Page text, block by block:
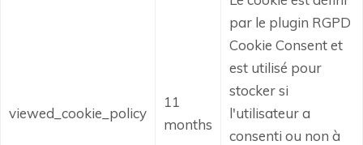
viewed_cookie_policy
11
months
par le plugin RGPD
Cookie Consent et
est utilisé pour
stocker si
l'utilisateur a
consenti ou non à